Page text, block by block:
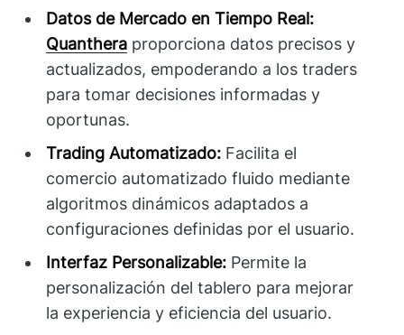
Datos de Mercado en Tiempo Real:
Quanthera proporciona datos precisos y
actualizados, empoderando a los traders
para tomar decisiones informadas y
oportunas.
Trading Automatizado: Facilita el
comercio automatizado fluido mediante
algoritmos dinámicos adaptados a
configuraciones definidas por el usuario.
Interfaz Personalizable: Permite la
personalización del tablero para mejorar
la experiencia y eficiencia del usuario.